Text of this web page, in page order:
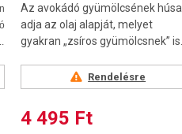
Az avokádó gyümölcsének húsa
adja az olaj alapját, melyet
gyakran „zsíros gyümölcsnek” is...
Rendelésre
4 495 Ft